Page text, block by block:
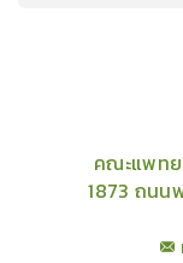
คณะแพท
1873 ถนน